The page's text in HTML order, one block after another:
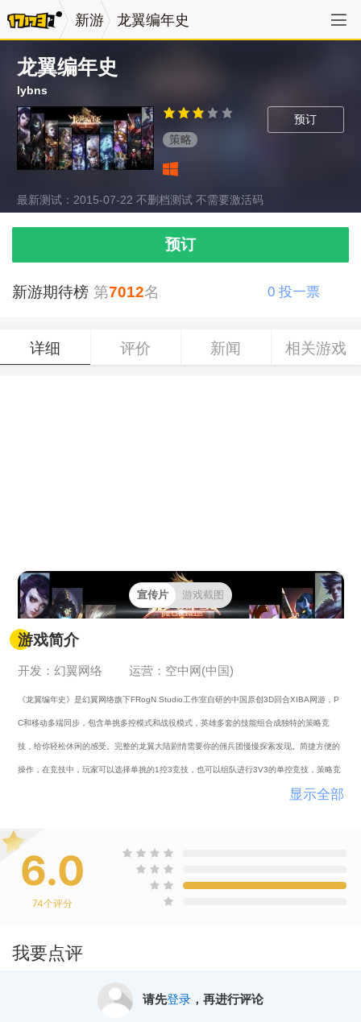
新游 龙翼编年史
龙翼编年史
lybns
预订
策略
最新测试：2015-07-22 不删档测试 不需要激活码
预订
新游期待榜 第7012名 0 投一票
详细 评价 新闻 相关游戏
宣传片 游戏截图
游戏简介
开发：幻翼网络 运营：空中网(中国)
《龙翼编年史》是幻翼网络旗下FRogN Studio工作室自研的中国原创3D回合XIBA网游，P
C和移动多端同步，包含单挑多控模式和战役模式，英雄多套的技能组合成独特的策略竞
技，给你轻松休闲的感受。完整的龙翼大陆剧情需要你的佣兵团慢慢探索发现。 简捷方便的
操作，在竞技中，玩家可以选择单挑的1控3竞技，也可以组队进行3V3的单控竞技，策略竞
技颠覆传统竞技比拼手速的操作方式，让所有玩家都有机会攀登龙翼竞技颠覆。显示全部
6.0
74个评分
我要点评
请先登录，再进行评论